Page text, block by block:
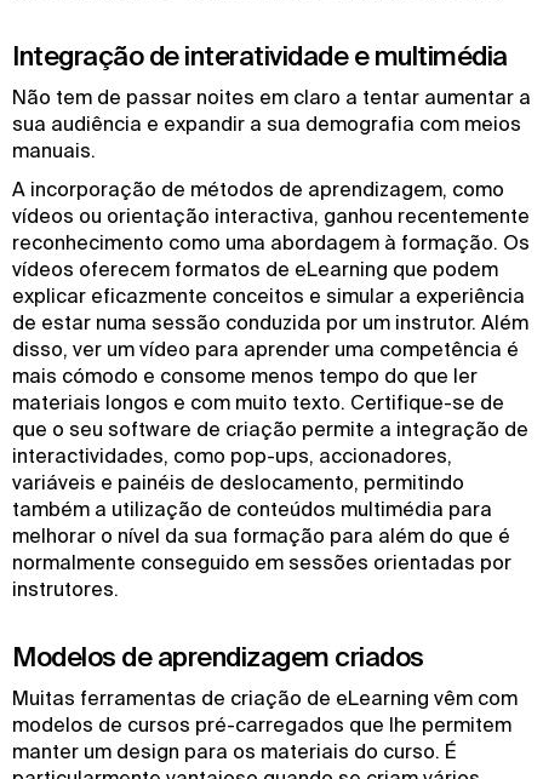
Integração de interatividade e multimédia
Não tem de passar noites em claro a tentar aumentar a
sua audiência e expandir a sua demografia com meios
manuais.
A incorporação de métodos de aprendizagem, como
vídeos ou orientação interactiva, ganhou recentemente
reconhecimento como uma abordagem à formação. Os
vídeos oferecem formatos de eLearning que podem
explicar eficazmente conceitos e simular a experiência
de estar numa sessão conduzida por um instrutor. Além
disso, ver um vídeo para aprender uma competência é
mais cómodo e consome menos tempo do que ler
materiais longos e com muito texto. Certifique-se de
que o seu software de criação permite a integração de
interactividades, como pop-ups, accionadores,
variáveis e painéis de deslocamento, permitindo
também a utilização de conteúdos multimédia para
melhorar o nível da sua formação para além do que é
normalmente conseguido em sessões orientadas por
instrutores.
Modelos de aprendizagem criados
Muitas ferramentas de criação de eLearning vêm com
modelos de cursos pré-carregados que lhe permitem
manter um design para os materiais do curso. É